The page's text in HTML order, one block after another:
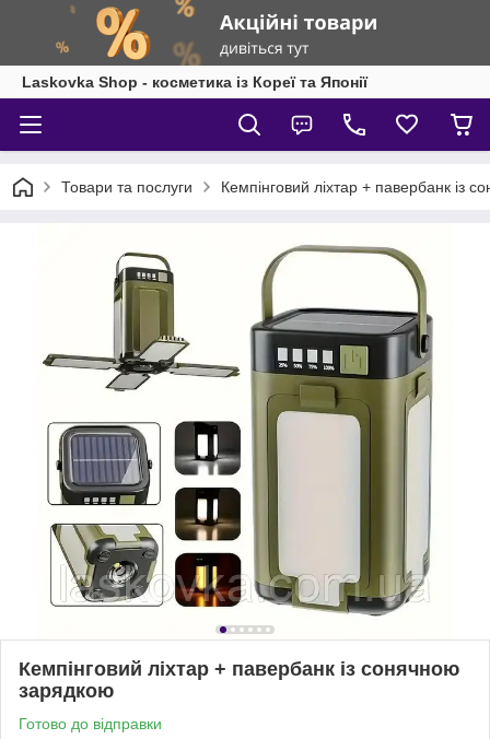
Laskovka Shop - косметика із Кореї та Японії
Товари та послуги Кемпінговий ліхтар + павербанк із
Кемпінговий ліхтар + павербанк із сонячною
зарядкою
Готово до відправки